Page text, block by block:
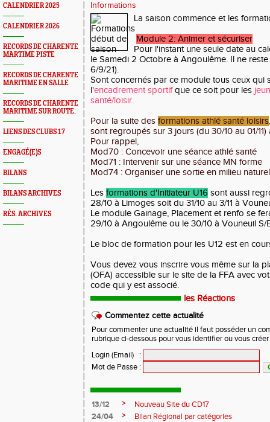
CALENDRIER 2025
CALENDRIER 2026
RECORDS DE CHARENTE
MARTIME PISTE
RECORDS DE CHARENTE
MARITIME EN SALLE
RECORDS DE CHARENTE
MARITIME SUR ROUTE.
LIENS DES CLUBS 17
ENGAGÉ(E)S
BILANS
BILANS ARCHIVES
RÉS. ARCHIVES
Informations
La saison commence et les
Module 2: Animer et sécuriser
Pour l'instant une seule date au
le Samedi 2 Octobre à Angoulême. Il ne
6/9/21).
Sont concernés par ce module tous ceux qui
l'encadrement sportifque ce soit pour les
santé/loisir.
Pour la suite des formations athlé santé loisirs
sont regroupés sur 3 jours (du 30/10 au 01/
Pour rappel,
Mod70 : Concevoir une séance athlé santé
Mod71 : Intervenir sur une séance MN forme
Mod74 : Organiser une sortie en milieu naturel
Les formations d'Initiateur U16 sont aussi
28/10 à Limoges soit du 31/10 au 3/11 à
Le module Gainage, Placement et renfo se
29/10 à Angoulême ou le 30/10 à Vouneuil S/
Le bloc de formation pour les U12 est en
Vous devez vous inscrire vous même sur la
(OFA) accessible sur le site de la FFA avec
code qui y est associé.
les Réactions
Commentez cette actualité
Pour commenter une actualité il faut posséder un
rubrique ci-dessous pour vous identifier ou vous
Login (Email)
:
Mot de Passe :
13/12 >
Nouveau Site du CD17
24/04
>
Bilan Régional par catégories